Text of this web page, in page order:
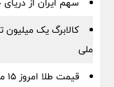
کالابرگ یک
ملی